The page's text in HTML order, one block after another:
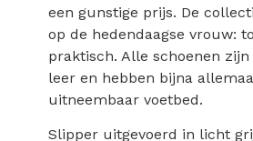
een gunstige prijs. De
op de hedendaagse vrouw:
praktisch. Alle schoenen
leer en hebben bijna
uitneembaar voetbed.
Slipper uitgevoerd in licht